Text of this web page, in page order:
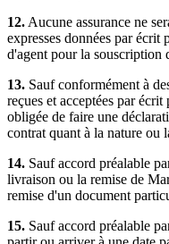
12. Aucune assurance ne
expresses données par
d'agent pour la souscription
13. Sauf conformément à
reçues et acceptées par
obligée de faire une
contrat quant à la nature ou
14. Sauf accord préalable
livraison ou la remise de
remise d'un document
15. Sauf accord préalable